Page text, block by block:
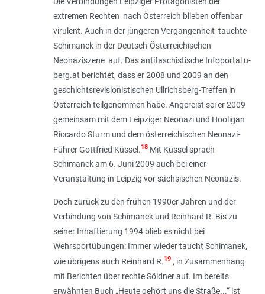
extremen Rechten nach Österreich blieben offenbar
virulent. Auch in der jüngeren Vergangenheit tauchte
Schimanek in der Deutsch-Österreichischen
Neonaziszene auf. Das antifaschistische Infoportal u-
berg.at berichtet, dass er 2008 und 2009 an den
geschichtsrevisionistischen Ullrichs­berg-Treffen in
Österreich teilgenommen habe. Angereist sei er 2009
gemeinsam mit dem Leipziger Neonazi und Hooligan
Riccar­do Sturm und dem österreichischen Neonazi-
Führer Gottfried Küssel.18Mit Küssel sprach
Schimanek am 6. Juni 2009 auch bei einer
Veranstaltung in Leipzig vor sächsischen Neonazis.
Doch zurück zu den frühen 1990er Jahren und der
Verbindung von Schimanek und Reinhard R. Bis zu
seiner Inhaftierung 1994 blieb es nicht bei
Wehrsportübungen: Immer wieder taucht Schimanek,
wie übrigens auch Reinhard R.19, in Zusammenhang
mit Berichten über rechte Söldner auf. Im bereits
erwähnten Buch „Heute gehört uns die Straße...“ ist